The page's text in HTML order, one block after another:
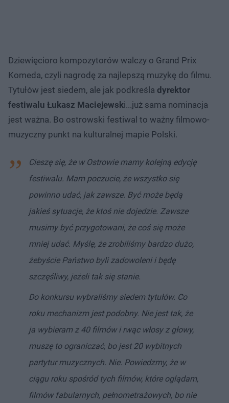
Dziewięcioro kompozytorów walczy o Grand Prix
Komeda, czyli nagrodę za najlepszą muzykę do filmu.
Tytułów jest siedem, ale jak podkreśla dyrektor
festiwalu Łukasz Maciejewski...już sama nominacja
jest ważna. Bo ostrowski festiwal to ważny filmowo-
muzyczny punkt na kulturalnej mapie Polski.
Cieszę się, że w Ostrowie mamy kolejną edycję
festiwalu. Mam poczucie, że wszystko się
powinno udać, jak zawsze. Być może będą
jakieś sytuacje, że ktoś nie dojedzie. Zawsze
musimy być przygotowani, że coś się może
mniej udać. Myślę, że zrobiliśmy bardzo dużo,
żebyście Państwo byli zadowoleni i będę
szczęśliwy, jeżeli tak się stanie.
Do konkursu wybraliśmy siedem tytułów. Co
roku mechanizm jest podobny. Nie jest tak, że
ja wybieram z 40 filmów i rwąc włosy z głowy,
muszę to ograniczać, bo jest 20 wybitnych
partytur muzycznych. Nie. Powiedzmy, że w
ciągu roku spośród tych filmów, które oglądam,
filmów fabularnych, pełnometrażowych, bo nie